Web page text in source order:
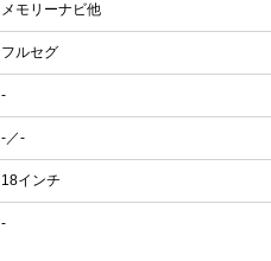
メモリーナビ他
フルセグ
-
-／-
18インチ
-